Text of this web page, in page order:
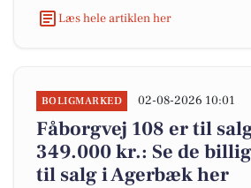
Læs hele artiklen her
BOLIGMARKED 02-08-2026 10:01
Fåborgvej 108 er til
349.000 kr.: Se de
til salg i Agerbæk her